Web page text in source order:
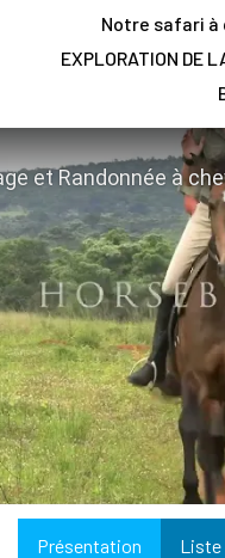
Notre safari à
EXPLORATION DE
Présentation Liste